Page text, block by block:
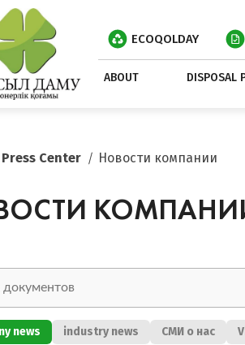
ECOQOLDAY
ABOUT DISPOSAL
Press Center Новости компании
news industry news СМИ о нас